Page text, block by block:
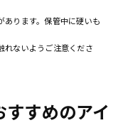
あります。保管中に硬いも
れないようご注意くださ
すめのアイ